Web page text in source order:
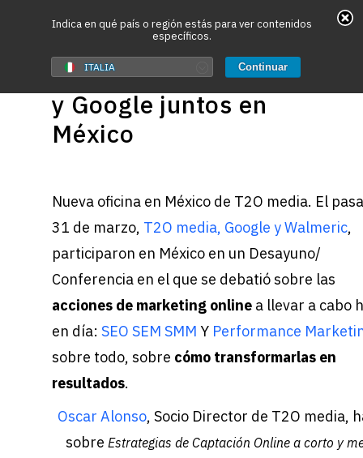
Hit enter to search or ESC to close
T2O media, Walmeric
y Google juntos en
México
Nueva oficina en México de T2O media. El
31 de marzo, T2O media, Google y Walmeric,
participaron en México en un Desayuno/
Conferencia en el que se debatió sobre las
acciones de marketing online a llevar a cabo
en día: SEO SEM SMM Y Performance
sobre todo, sobre cómo transformarlas en
resultados.
Oscar Alonso, Socio Director de T2O media,
sobre Estrategias de Captación Online a corto y
Indica en qué país o región estás para ver contenidos
específicos.
ITALIA Continuar
May we use cookies to track your activities? We take
your privacy very seriously. Please see our privacy
policy for details and any questions.Yes